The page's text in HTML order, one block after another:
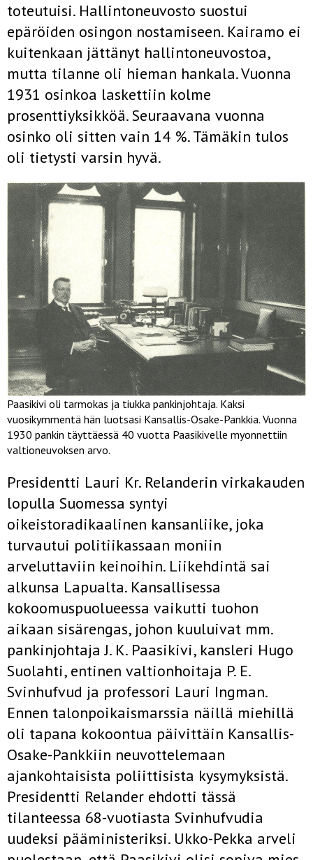
toteutuisi. Hallintoneuvosto suostui
epäröiden osingon nostamiseen. Kairamo ei
kuitenkaan jättänyt hallintoneuvostoa,
mutta tilanne oli hieman hankala. Vuonna
1931 osinkoa laskettiin kolme
prosenttiyksikköä. Seuraavana vuonna
osinko oli sitten vain 14 %. Tämäkin tulos
oli tietysti varsin hyvä.
Paasikivi oli tarmokas ja tiukka pankinjohtaja. Kaksi
vuosikymmentä hän luotsasi Kansallis-Osake-Pankkia. Vuonna
1930 pankin täyttäessä 40 vuotta Paasikivelle myonnettiin
valtioneuvoksen arvo.
Presidentti Lauri Kr. Relanderin virkakauden
lopulla Suomessa syntyi
oikeistoradikaalinen kansanliike, joka
turvautui politiikassaan moniin
arveluttaviin keinoihin. Liikehdintä sai
alkunsa Lapualta. Kansallisessa
kokoomuspuolueessa vaikutti tuohon
aikaan sisärengas, johon kuuluivat mm.
pankinjohtaja J. K. Paasikivi, kansleri Hugo
Suolahti, entinen valtionhoitaja P. E.
Svinhufvud ja professori Lauri Ingman.
Ennen talonpoikaismarssia näillä miehillä
oli tapana kokoontua päivittäin Kansallis-
Osake-Pankkiin neuvottelemaan
ajankohtaisista poliittisista kysymyksistä.
Presidentti Relander ehdotti tässä
tilanteessa 68-vuotiasta Svinhufvudia
uudeksi pääministeriksi. Ukko-Pekka arveli